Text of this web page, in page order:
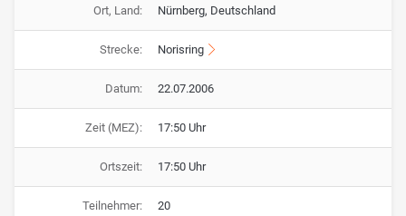
Ort, Land: Nürnberg, Deutschland
Strecke: Norisring
Datum: 22.07.2006
Zeit (MEZ): 17:50 Uhr
Ortszeit: 17:50 Uhr
Teilnehmer: 20